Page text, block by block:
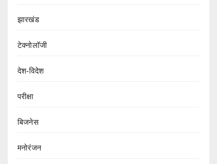
झारखंड
टेक्नोलॉजी
देश-विदेश
परीक्षा
बिजनेस
मनोरंजन